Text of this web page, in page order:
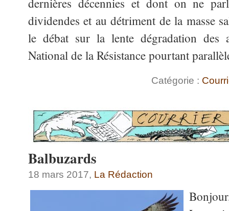
dividendes et au détriment de la masse
le débat sur la lente dégradation des
National de la Résistance pourtant
Catégorie :
Balbuzards
18 mars 2017, La Rédaction